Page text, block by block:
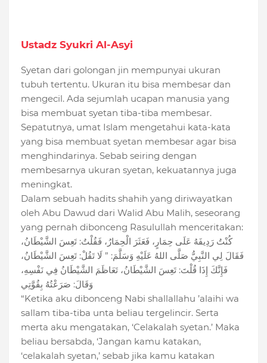
Ustadz Syukri Al-Asyi
Syetan dari golongan jin mempunyai ukuran
tubuh tertentu. Ukuran itu bisa membesar dan
mengecil. Ada sejumlah ucapan manusia yang
bisa membuat syetan tiba-tiba membesar.
Sepatutnya, umat Islam mengetahui kata-kata
yang bisa membuat syetan membesar agar bisa
menghindarinya. Sebab seiring dengan
membesarnya ukuran syetan, kekuatannya juga
meningkat.
Dalam sebuah hadits shahih yang diriwayatkan
oleh Abu Dawud dari Walid Abu Malih, seseorang
yang pernah dibonceng Rasulullah menceritakan:
كُنْتُ رَدِيفَهُ عَلَى حِمَارٍ، فَعَثَرَ الْحِمَارُ، فَقُلْتُ: تَعِسَ الشَّيْطَانُ،
فَقَالَ لِي النَّبِيُّ صَلَّى اللهُ عَلَيْهِ وَسَلَّمَ: ” لَا تَقُلْ: تَعِسَ الشَّيْطَانُ،
فَإِنَّكَ إِذَا قُلْتَ: تَعِسَ الشَّيْطَانُ، تَعَاظَمَ الشَّيْطَانُ فِي نَفْسِهِ،
وَقَالَ: صَرَعْتُهُ بِقُوَّتِي
“Ketika aku dibonceng Nabi shallallahu ’alaihi wa
sallam tiba-tiba unta beliau tergelincir. Serta
merta aku mengatakan, ‘Celakalah syetan.’ Maka
beliau bersabda, ‘Jangan kamu katakan,
‘celakalah syetan,’ sebab jika kamu katakan